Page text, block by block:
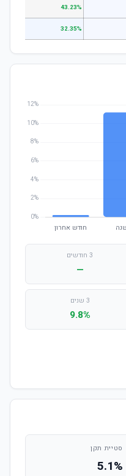
43.23%
32.35%
3 חודשים
—
3 שנים
9.8%
סטיית תקן
5.1%